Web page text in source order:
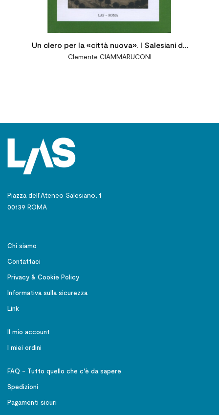
Un clero per la «città nuova». I Salesiani da
Littoria a Latina Vol. I: 1932-1942
Clemente CIAMMARUCONI
Piazza dell’Ateneo Salesiano, 1
00139 ROMA
Chi siamo
Contattaci
Privacy & Cookie Policy
Informativa sulla sicurezza
Link
Il mio account
I miei ordini
FAQ - Tutto quello che c'è da sapere
Spedizioni
Pagamenti sicuri